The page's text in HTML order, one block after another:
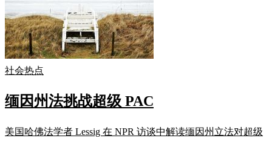
社会热点
缅因州法挑战超级 PAC
美国哈佛法学者 Lessig 在 NPR 访谈中解读缅因州立法对超级